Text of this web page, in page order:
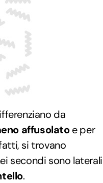
da
affusolatoe per
si trovano
secondi sono laterali
.